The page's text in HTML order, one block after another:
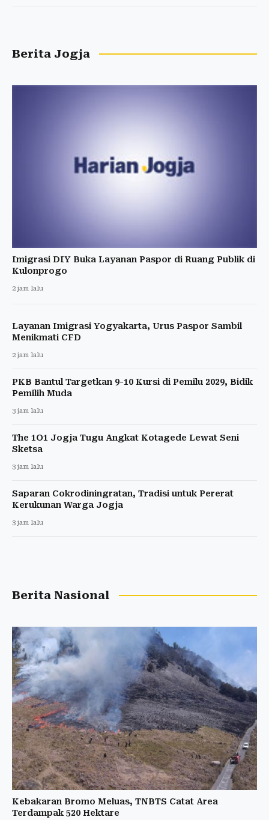
Berita Jogja
Imigrasi DIY Buka Layanan Paspor di Ruang Publik di
Kulonprogo
2 jam lalu
Layanan Imigrasi Yogyakarta, Urus Paspor Sambil
Menikmati CFD
2 jam lalu
PKB Bantul Targetkan 9-10 Kursi di Pemilu 2029, Bidik
Pemilih Muda
3 jam lalu
The 1O1 Jogja Tugu Angkat Kotagede Lewat Seni
Sketsa
3 jam lalu
Saparan Cokrodiningratan, Tradisi untuk Pererat
Kerukunan Warga Jogja
3 jam lalu
Berita Nasional
Kebakaran Bromo Meluas, TNBTS Catat Area
Terdampak 520 Hektare